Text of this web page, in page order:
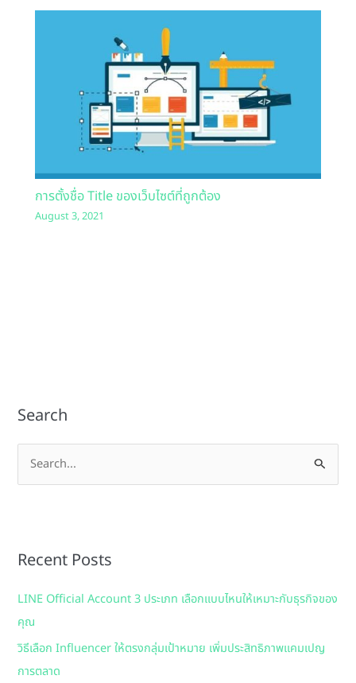
การตั้งชื่อ Title ของเว็บไซต์ที่ถูกต้อง
August 3, 2021
Search
e
c
f
o
r
:
Recent Posts
LINE Official Account 3 ประเภท เลือกแบบไหนให้เหมาะกับธุรกิจของ
คุณ
วิธีเลือก Influencer ให้ตรงกลุ่มเป้าหมาย เพิ่มประสิทธิภาพแคมเปญ
การตลาด